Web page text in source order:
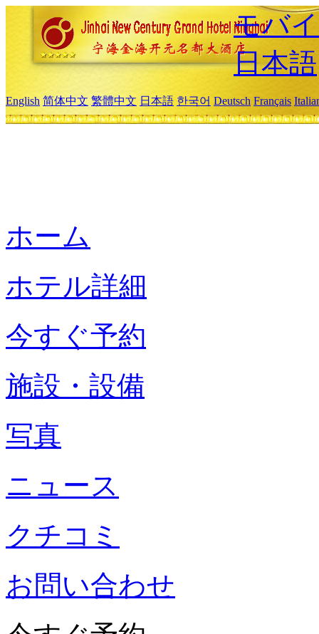
モバ
日本語
English 简体中文 繁體中文 日本語 한국어 Deutsch Français
ホーム
ホテル詳細
今すぐ予約
施設・設備
写真
ニュース
クチコミ
お問い合わせ